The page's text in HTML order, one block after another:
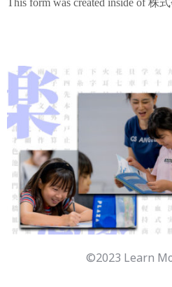
©︎2023 Learn